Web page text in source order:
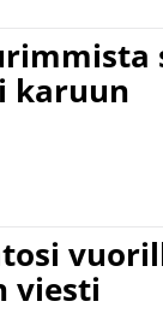
karuun
viesti